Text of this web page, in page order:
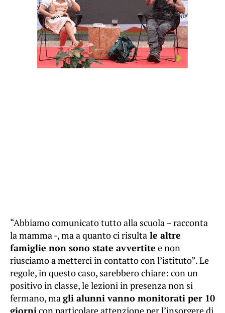
“Abbiamo comunicato tutto alla scuola – racconta
la mamma -, ma a quanto ci risulta le altre
famiglie non sono state avvertite e non
riusciamo a metterci in contatto con l’istituto”. Le
regole, in questo caso, sarebbero chiare: con un
positivo in classe, le lezioni in presenza non si
fermano, magli alunni vanno monitorati per 10